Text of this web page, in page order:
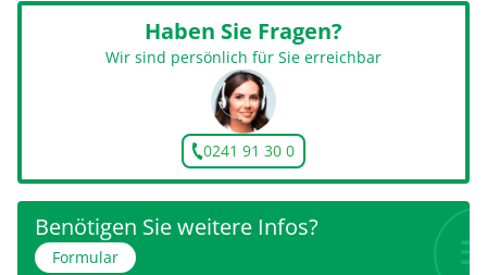
Haben Sie Fragen?
Wir sind persönlich für Sie erreichbar
0241 91 30 0
Benötigen Sie weitere Infos?
Formular